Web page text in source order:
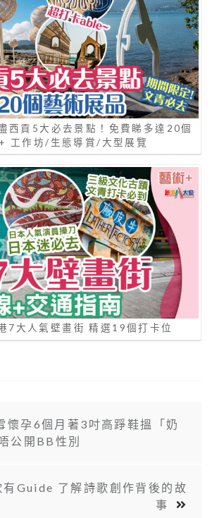
西貢5大必去景點！免費睇多達20個
工作坊/生態導賞/大型展覽
7大人氣壁畫街 精選19個打卡位
懷孕6個月著3吋高踭鞋搵「奶
公開BB性別
有Guide 了解詩歌創作背後的故
事